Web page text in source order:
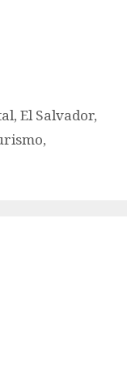
,El Salvador,
,